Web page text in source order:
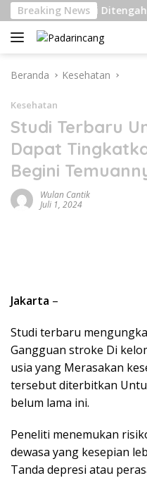
Langsung
ke
konten
Breaking News
Berat Di Ditengah
Beranda Kesehatan
Kesehatan
Studi Terbaru
Dapat
Begini
Wulan Cantik
Juli 1, 2024
Jakarta –
Studi terbaru
Gangguan stroke Di
usia yang Merasakan
tersebut diterbitkan
belum lama ini.
Peneliti menemukan
dewasa yang kesepian
Tanda depresi atau